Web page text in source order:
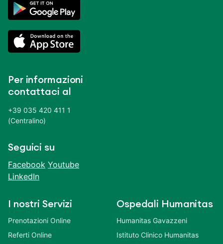
Per informazioni
contattaci al
+39 035 420 411 1
(Centralino)
Seguici su
Facebook Youtube
LinkedIn
I nostri Servizi
Prenotazioni Online
Referti Online
Ospedali Humanitas
Humanitas Gavazzeni
Istituto Clinico Humanitas